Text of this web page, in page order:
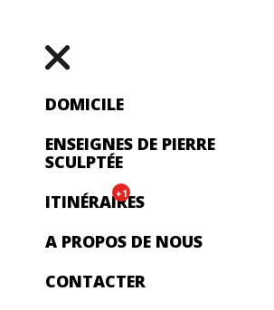
DOMICILE
ENSEIGNES DE PIERRE
SCULPTÉE
ITINÉRAIRES
+1
A PROPOS DE NOUS
CONTACTER